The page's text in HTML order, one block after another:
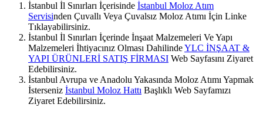
İstanbul İl Sınırları İçerisinde İstanbul Moloz Atım
Servisinden Çuvallı Veya Çuvalsız Moloz Atımı İçin Linke
Tıklayabilirsiniz.
İstanbul İl Sınırları İçerinde İnşaat Malzemeleri Ve Yapı
Malzemeleri İhtiyacınız Olması DahilindeYLC İNŞAAT &
YAPI ÜRÜNLERİ SATIŞ FİRMASI Web Sayfasını Ziyaret
Edebilirsiniz.
İstanbul Avrupa ve Anadolu Yakasında Moloz Atımı Yapmak
İsterseniz İstanbul Moloz Hattı Başlıklı Web Sayfamızı
Ziyaret Edebilirsiniz.